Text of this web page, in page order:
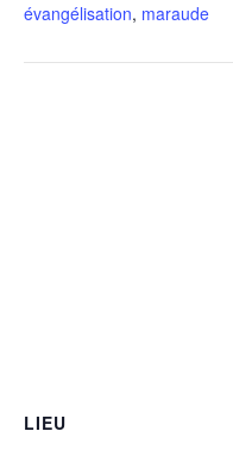
évangélisation, maraude
LIEU